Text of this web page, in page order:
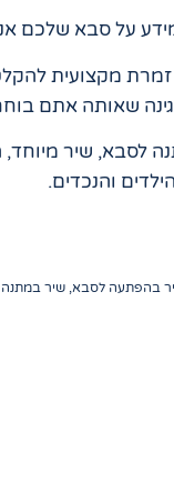
על סבא שלכם
זמרת מקצועית
שאותה אתם
לסבא, שיר מיוחד,
והנכדים.
בהפתעה לסבא שיר